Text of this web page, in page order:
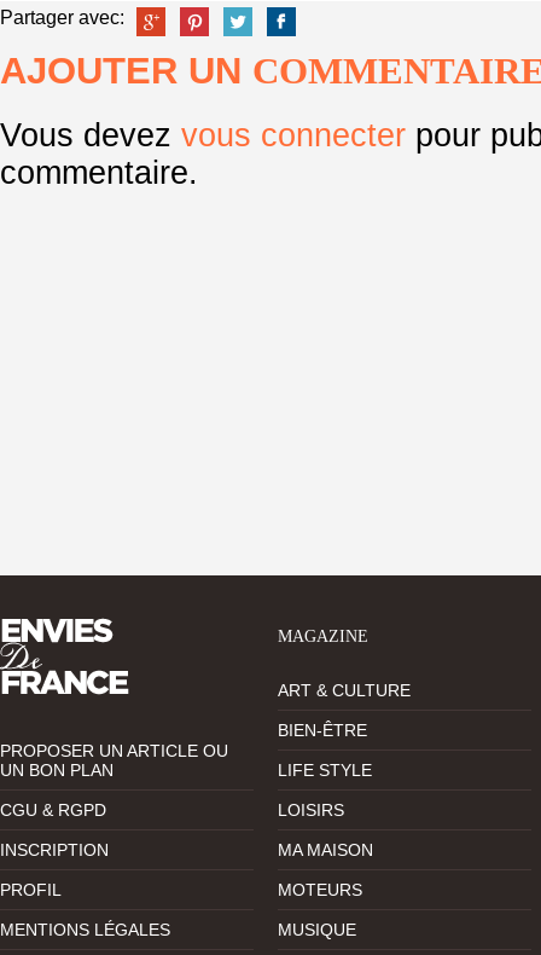
Partager avec:
AJOUTER UN
Vous devez vous connecter pour
commentaire.
PROPOSER UN ARTICLE OU
UN BON PLAN
CGU & RGPD
INSCRIPTION
PROFIL
MENTIONS LÉGALES
MAGAZINE
ART & CULTURE
BIEN-ÊTRE
LIFE STYLE
LOISIRS
MA MAISON
MOTEURS
MUSIQUE